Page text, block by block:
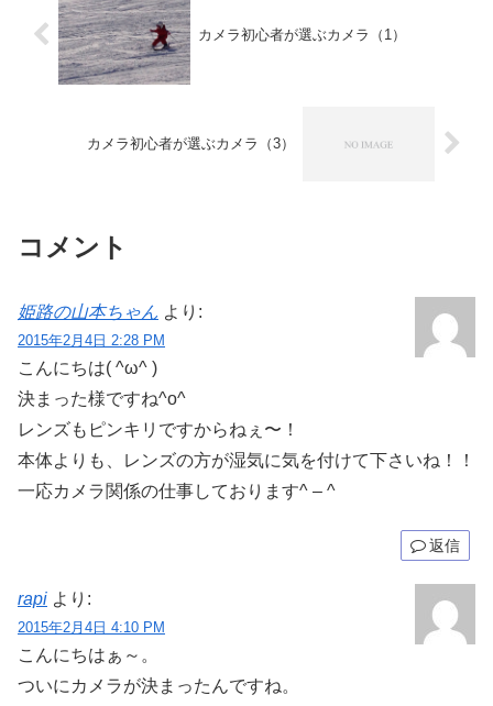
カメラ初心者が選ぶカメラ（1）
カメラ初心者が選ぶカメラ（3）
コメント
姫路の山本ちゃん より:
2015年2月4日 2:28 PM
こんにちは( ^ω^ )
決まった様ですね^o^
レンズもピンキリですからねぇ〜！
本体よりも、レンズの方が湿気に気を付けて下さいね！！
一応カメラ関係の仕事しております^ – ^
返信
rapi より:
2015年2月4日 4:10 PM
こんにちはぁ～。
ついにカメラが決まったんですね。